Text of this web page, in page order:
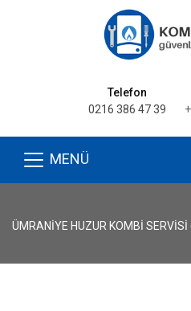
Telefon
0216 386 47 39
MENÜ
ÜMRANIYE HUZUR KOMBI